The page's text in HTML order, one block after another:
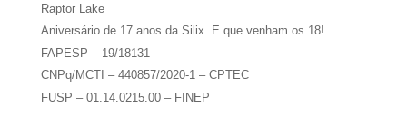
Raptor Lake
Aniversário de 17 anos da Silix. E que venham os 18!
FAPESP – 19/18131
CNPq/MCTI – 440857/2020-1 – CPTEC
FUSP – 01.14.0215.00 – FINEP